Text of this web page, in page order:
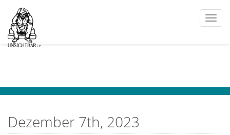
Dezember 7th, 2023